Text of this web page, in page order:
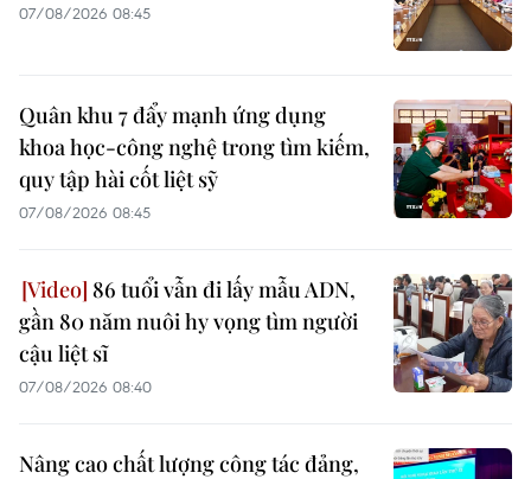
07/08/2026 08:45
Quân khu 7 đẩy mạnh ứng dụng
khoa học-công nghệ trong tìm kiếm,
quy tập hài cốt liệt sỹ
07/08/2026 08:45
86 tuổi vẫn đi lấy mẫu ADN,
gần 80 năm nuôi hy vọng tìm người
cậu liệt sĩ
07/08/2026 08:40
Nâng cao chất lượng công tác đảng,